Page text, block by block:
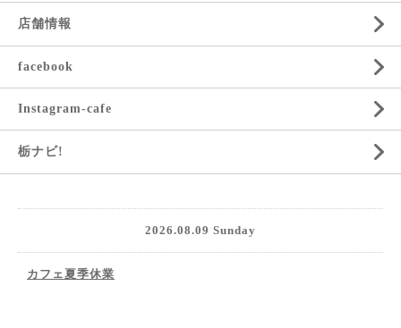
店舗情報
facebook
Instagram-cafe
栃ナビ!
2026.08.09 Sunday
カフェ夏季休業